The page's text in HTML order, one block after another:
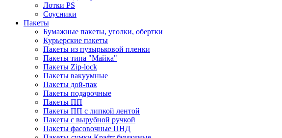
Лотки PS
Соусники
Пакеты
Бумажные пакеты, уголки, обертки
Курьерские пакеты
Пакеты из пузырьковой пленки
Пакеты типа "Майка"
Пакеты Zip-lock
Пакеты вакуумные
Пакеты дой-пак
Пакеты подарочные
Пакеты ПП
Пакеты ПП с липкой лентой
Пакеты с вырубной ручкой
Пакеты фасовочные ПНД